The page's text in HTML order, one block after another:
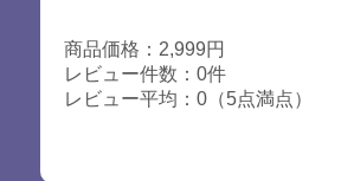
商品価格：2,999円
レビュー件数：0件
レビュー平均：0（5点満点）